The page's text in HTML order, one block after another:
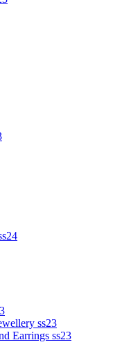
ss23
Earrings ss23